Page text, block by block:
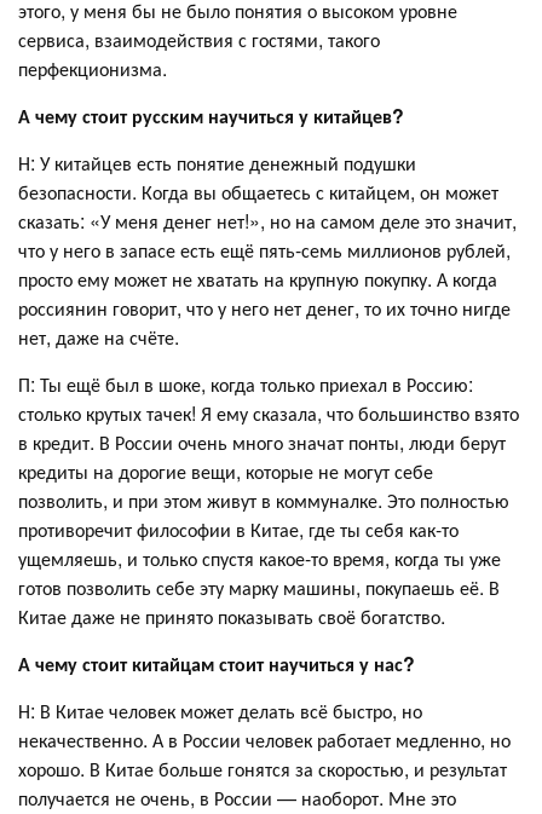
этого, у меня бы не было понятия о высоком уровне
сервиса, взаимодействия с гостями, такого
перфекционизма.
А чему стоит русским научиться у китайцев?
Н: У китайцев есть понятие денежный подушки
безопасности. Когда вы общаетесь с китайцем, он может
сказать: «У меня денег нет!», но на самом деле это значит,
что у него в запасе есть ещё пять-семь миллионов рублей,
просто ему может не хватать на крупную покупку. А когда
россиянин говорит, что у него нет денег, то их точно нигде
нет, даже на счёте.
П: Ты ещё был в шоке, когда только приехал в Россию:
столько крутых тачек! Я ему сказала, что большинство взято
в кредит. В России очень много значат понты, люди берут
кредиты на дорогие вещи, которые не могут себе
позволить, и при этом живут в коммуналке. Это полностью
противоречит философии в Китае, где ты себя как-то
ущемляешь, и только спустя какое-то время, когда ты уже
готов позволить себе эту марку машины, покупаешь её. В
Китае даже не принято показывать своё богатство.
А чему стоит китайцам стоит научиться у нас?
Н: В Китае человек может делать всё быстро, но
некачественно. А в России человек работает медленно, но
хорошо. В Китае больше гонятся за скоростью, и результат
получается не очень, в России — наоборот. Мне это